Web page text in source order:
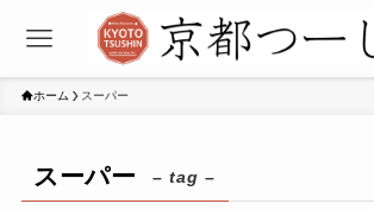
ホーム スーパー
スーパー – tag –